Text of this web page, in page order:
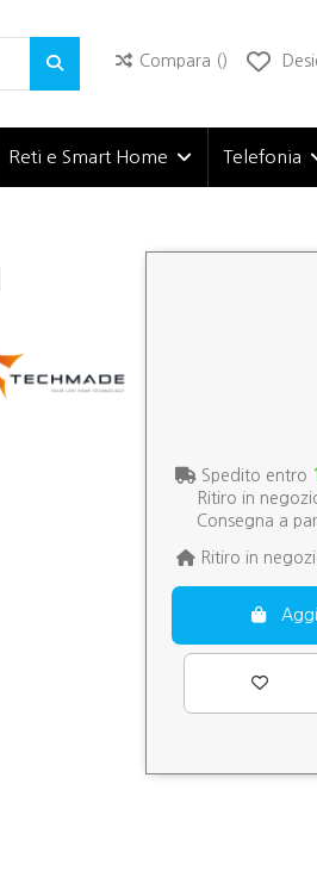
Compara ( )
Reti e Smart Home Telefonia
Spedito entro
Ritiro in
Consegna a
Ritiro in